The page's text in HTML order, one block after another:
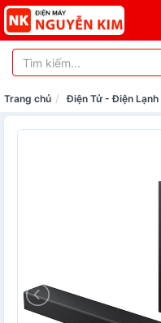
Trang chủ Điện Tử - Điện Lạnh